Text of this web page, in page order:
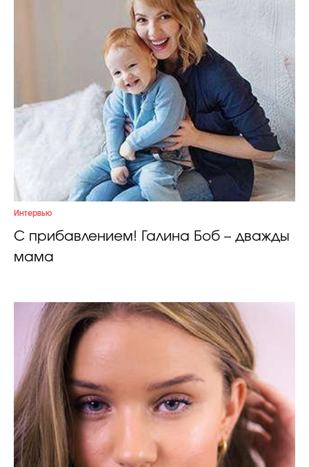
Интервью
С прибавлением! Галина Боб – дважды
мама